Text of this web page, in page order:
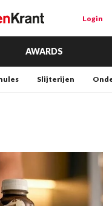
Login
AWARDS
Slijterijen